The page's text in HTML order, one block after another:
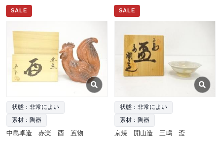
SALE
状態：非常によい
素材：陶器
中島卓造 赤楽 酉 置物
SALE
状態：非常によい
素材：陶器
京焼 開山造 三嶋 盃